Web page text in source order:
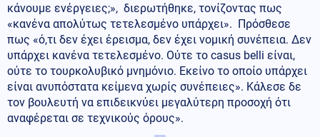
κάνουμε ενέργειες;», διερωτήθηκε, τονίζοντας πως
«κανένα απολύτως τετελεσμένο υπάρχει». Πρόσθεσε
πως «ό,τι δεν έχει έρεισμα, δεν έχει νομική συνέπεια. Δεν
υπάρχει κανένα τετελεσμένο. Ούτε το casus belli είναι,
ούτε το τουρκολυβικό μνημόνιο. Εκείνο το οποίο υπάρχει
είναι ανυπόστατα κείμενα χωρίς συνέπειες». Κάλεσε δε
τον βουλευτή να επιδεικνύει μεγαλύτερη προσοχή ότι
αναφέρεται σε τεχνικούς όρους».